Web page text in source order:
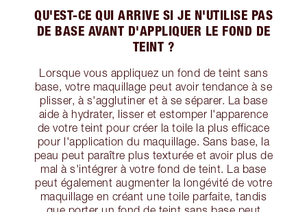
QU'EST-CE QUI ARRIVE SI JE N'UTILISE PAS
DE BASE AVANT D'APPLIQUER LE FOND DE
TEINT ?
Lorsque vous appliquez un fond de teint sans
base, votre maquillage peut avoir tendance à se
plisser, à s'agglutiner et à se séparer. La base
aide à hydrater, lisser et estomper l'apparence
de votre teint pour créer la toile la plus efficace
pour l'application du maquillage. Sans base, la
peau peut paraître plus texturée et avoir plus de
mal à s'intégrer à votre fond de teint. La base
peut également augmenter la longévité de votre
maquillage en créant une toile parfaite, tandis